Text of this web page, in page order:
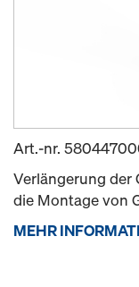
Art.-nr.
Verlängerung der
die Montage von
MEHR